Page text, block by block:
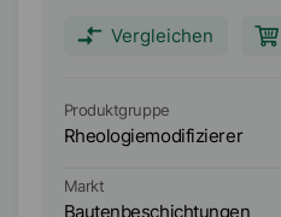
und stabilisiert.
jedoch eine elastische
die das Fließverhalten
hohen Scherbereich führt
Vergleichen
Produktgruppe
Rheologiemodifizierer
Markt
Bautenbeschichtungen